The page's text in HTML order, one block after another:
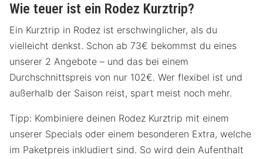
Wie teuer ist ein Rodez Kurztrip?
Ein Kurztrip in Rodez ist erschwinglicher, als du
vielleicht denkst. Schon ab 73€ bekommst du eines
unserer 2 Angebote – und das bei einem
Durchschnittspreis von nur 102€. Wer flexibel ist und
außerhalb der Saison reist, spart meist noch mehr.
Tipp: Kombiniere deinen Rodez Kurztrip mit einem
unserer Specials oder einem besonderen Extra, welche
im Paketpreis inkludiert sind. So wird dein Aufenthalt